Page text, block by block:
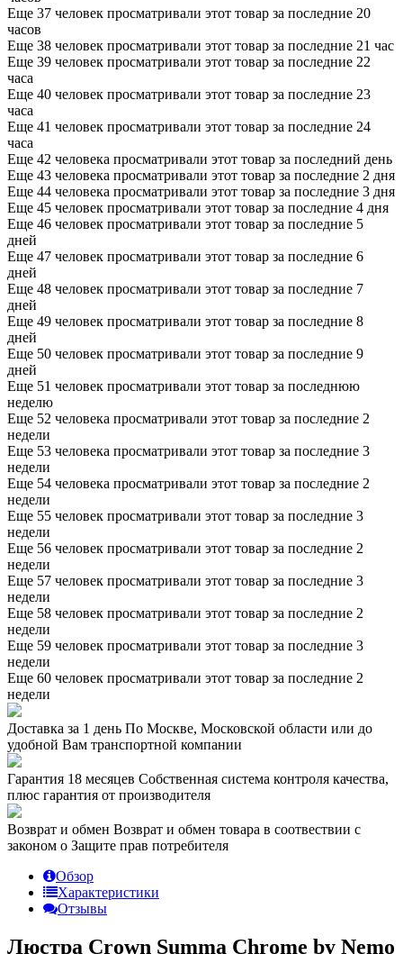
Еще 37 человек просматривали этот товар за последние 20
часов
Еще 38 человек просматривали этот товар за последние 21 час
Еще 39 человек просматривали этот товар за последние 22
часа
Еще 40 человек просматривали этот товар за последние 23
часа
Еще 41 человек просматривали этот товар за последние 24
часа
Еще 42 человека просматривали этот товар за последний день
Еще 43 человека просматривали этот товар за последние 2 дня
Еще 44 человека просматривали этот товар за последние 3 дня
Еще 45 человек просматривали этот товар за последние 4 дня
Еще 46 человек просматривали этот товар за последние 5
дней
Еще 47 человек просматривали этот товар за последние 6
дней
Еще 48 человек просматривали этот товар за последние 7
дней
Еще 49 человек просматривали этот товар за последние 8
дней
Еще 50 человек просматривали этот товар за последние 9
дней
Еще 51 человек просматривали этот товар за последнюю
неделю
Еще 52 человека просматривали этот товар за последние 2
недели
Еще 53 человека просматривали этот товар за последние 3
недели
Еще 54 человека просматривали этот товар за последние 2
недели
Еще 55 человек просматривали этот товар за последние 3
недели
Еще 56 человек просматривали этот товар за последние 2
недели
Еще 57 человек просматривали этот товар за последние 3
недели
Еще 58 человек просматривали этот товар за последние 2
недели
Еще 59 человек просматривали этот товар за последние 3
недели
Еще 60 человек просматривали этот товар за последние 2
недели
Доставка за 1 день По Москве, Московской области или до
удобной Вам транспортной компании
Гарантия 18 месяцев Собственная система контроля качества,
плюс гарантия от производителя
Возврат и обмен Возврат и обмен товара в соотвествии с
законом о Защите прав потребителя
Обзор
Характеристики
Отзывы
Люстра Crown Summa Chrome by Nemo